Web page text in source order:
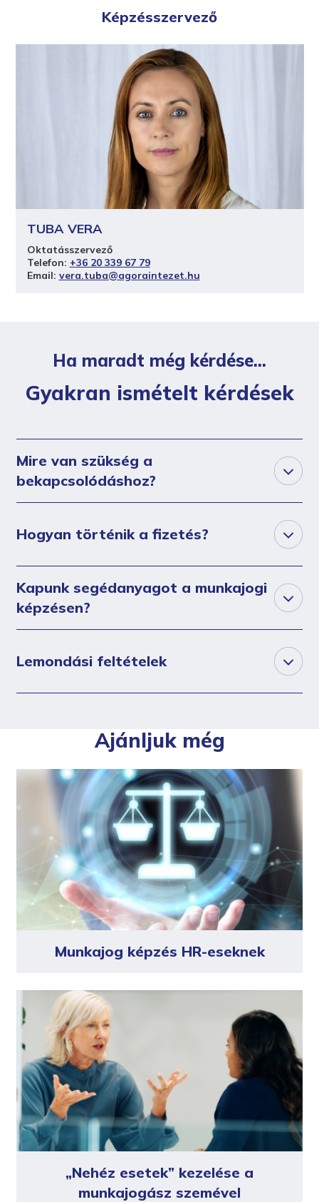
Képzésszervező
TUBA VERA
Oktatásszervező
Telefon: +36 20 339 67 79
Email: vera.tuba@agoraintezet.hu
Ha maradt még kérdése...
Gyakran ismételt kérdések
Mire van szükség a
bekapcsolódáshoz?
Hogyan történik a fizetés?
Kapunk segédanyagot a munkajogi
képzésen?
Lemondási feltételek
Ajánljuk még
Munkajog képzés HR-eseknek
„Nehéz esetek” kezelése a
munkajogász szemével